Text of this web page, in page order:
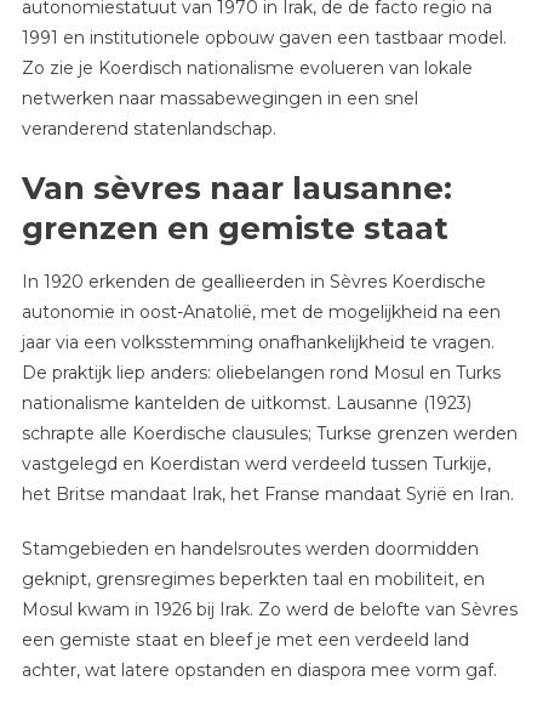
autonomiestatuut van 1970 in Irak, de de facto regio na
1991 en institutionele opbouw gaven een tastbaar model.
Zo zie je Koerdisch nationalisme evolueren van lokale
netwerken naar massabewegingen in een snel
veranderend statenlandschap.
Van sèvres naar lausanne:
grenzen en gemiste staat
In 1920 erkenden de geallieerden in Sèvres Koerdische
autonomie in oost-Anatolië, met de mogelijkheid na een
jaar via een volksstemming onafhankelijkheid te vragen.
De praktijk liep anders: oliebelangen rond Mosul en Turks
nationalisme kantelden de uitkomst. Lausanne (1923)
schrapte alle Koerdische clausules; Turkse grenzen werden
vastgelegd en Koerdistan werd verdeeld tussen Turkije,
het Britse mandaat Irak, het Franse mandaat Syrië en Iran.
Stamgebieden en handelsroutes werden doormidden
geknipt, grensregimes beperkten taal en mobiliteit, en
Mosul kwam in 1926 bij Irak. Zo werd de belofte van Sèvres
een gemiste staat en bleef je met een verdeeld land
achter, wat latere opstanden en diaspora mee vorm gaf.